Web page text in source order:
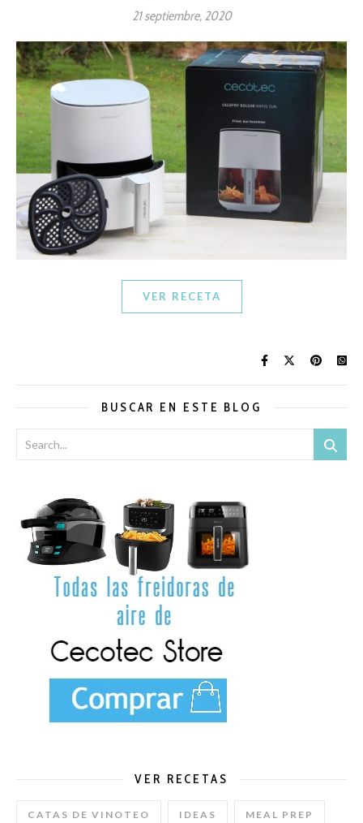
21 septiembre, 2020
VER RECETA
BUSCAR EN ESTE BLOG
VER RECETAS
CATAS DE VINOTEO IDEAS MEAL PREP